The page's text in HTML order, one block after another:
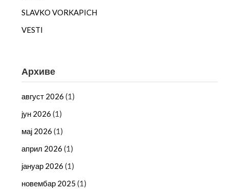
SLAVKO VORKAPICH
VESTI
Архиве
август 2026 (1)
јун 2026 (1)
мај 2026 (1)
април 2026 (1)
јануар 2026 (1)
новембар 2025 (1)